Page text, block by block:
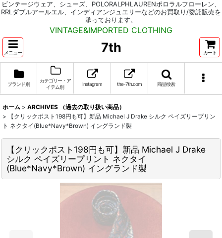
ビンテージウェア、シューズ、POLORALPHLAURENポロラルフローレン、
RRLダブルアールエル、インディアンジュエリーなどのお買取り/委託販売を
承っております。
VINTAGE&IMPORTED CLOTHING
メニュー 7th カート
ブランド別
カテゴリー・ア
イテム別
Instagram the-7th.com 商品検索
ホーム > ARCHIVES （過去の取り扱い商品）
>
【クリックポスト198円も可】新品 Michael J Drake シルク ペイズリープリン
ト ネクタイ(Blue*Navy*Brown) イングランド製
【クリックポスト198円も可】新品 Michael J Drake
シルク ペイズリープリント ネクタイ
(Blue*Navy*Brown) イングランド製